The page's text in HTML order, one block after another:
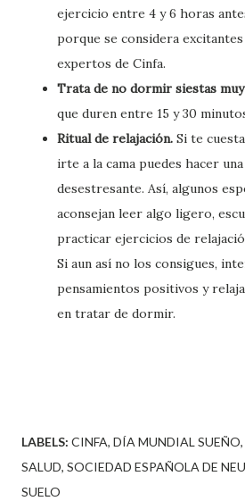
ejercicio entre 4 y 6 horas
porque se considera
expertos de Cinfa.
Trata de no dormir siestas
que duren entre 15 y 30
Ritual de relajación. Si te
irte a la cama puedes hacer
desestresante. Así, algunos
aconsejan leer algo ligero,
practicar ejercicios de
Si aun así no los consigues,
pensamientos positivos y
en tratar de dormir.
LABELS: CINFA DÍA MUNDIAL SUEÑO
SALUD SOCIEDAD ESPAÑOLA DE
SUELO